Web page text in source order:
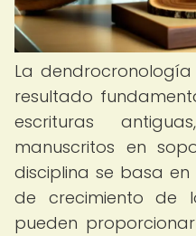
La
resultado
escrituras
manuscritos en
disciplina se basa
de crecimiento de
pueden